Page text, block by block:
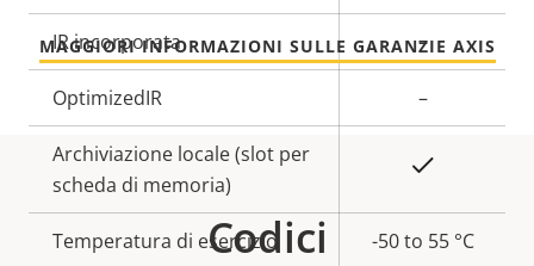
IR incorporata –
OptimizedIR –
Archiviazione locale (slot per
scheda di memoria)
Temperatura di esercizio -50 to 55 °C
MAGGIORI INFORMAZIONI SULLE GARANZIE AXIS
Codici